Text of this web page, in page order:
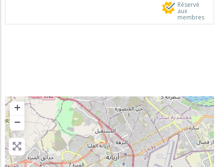
Réservé
aux
membres
+
−